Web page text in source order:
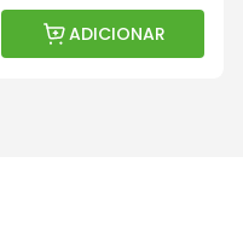
ADICIONAR